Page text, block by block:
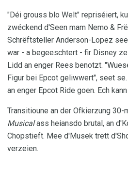
"Déi grouss blo Welt" repriséiert,
zwéckend d'Seen mam Nemo &
Schrëftsteller Anderson-Lopez
war - a begeeschtert - fir Disney
Lidd an enger Rees benotzt.
Figur bei Epcot geliwwert", seet
an enger Epcot Ride goen. Ech
Transitioune an der Ofkierzung 30-
Musicalass heiansdo brutal, an
Chopstieft. Mee d'Musek trëtt
verzeien.